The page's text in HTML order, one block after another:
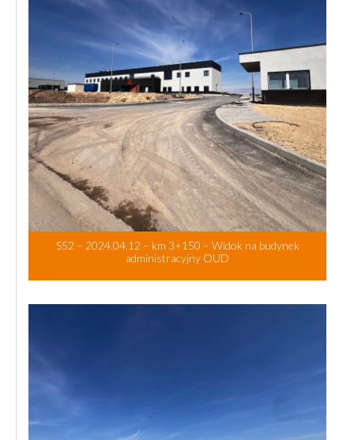
S52 – 2024.04.12 – km 3+150 – Widok na budynek
administracyjny OUD